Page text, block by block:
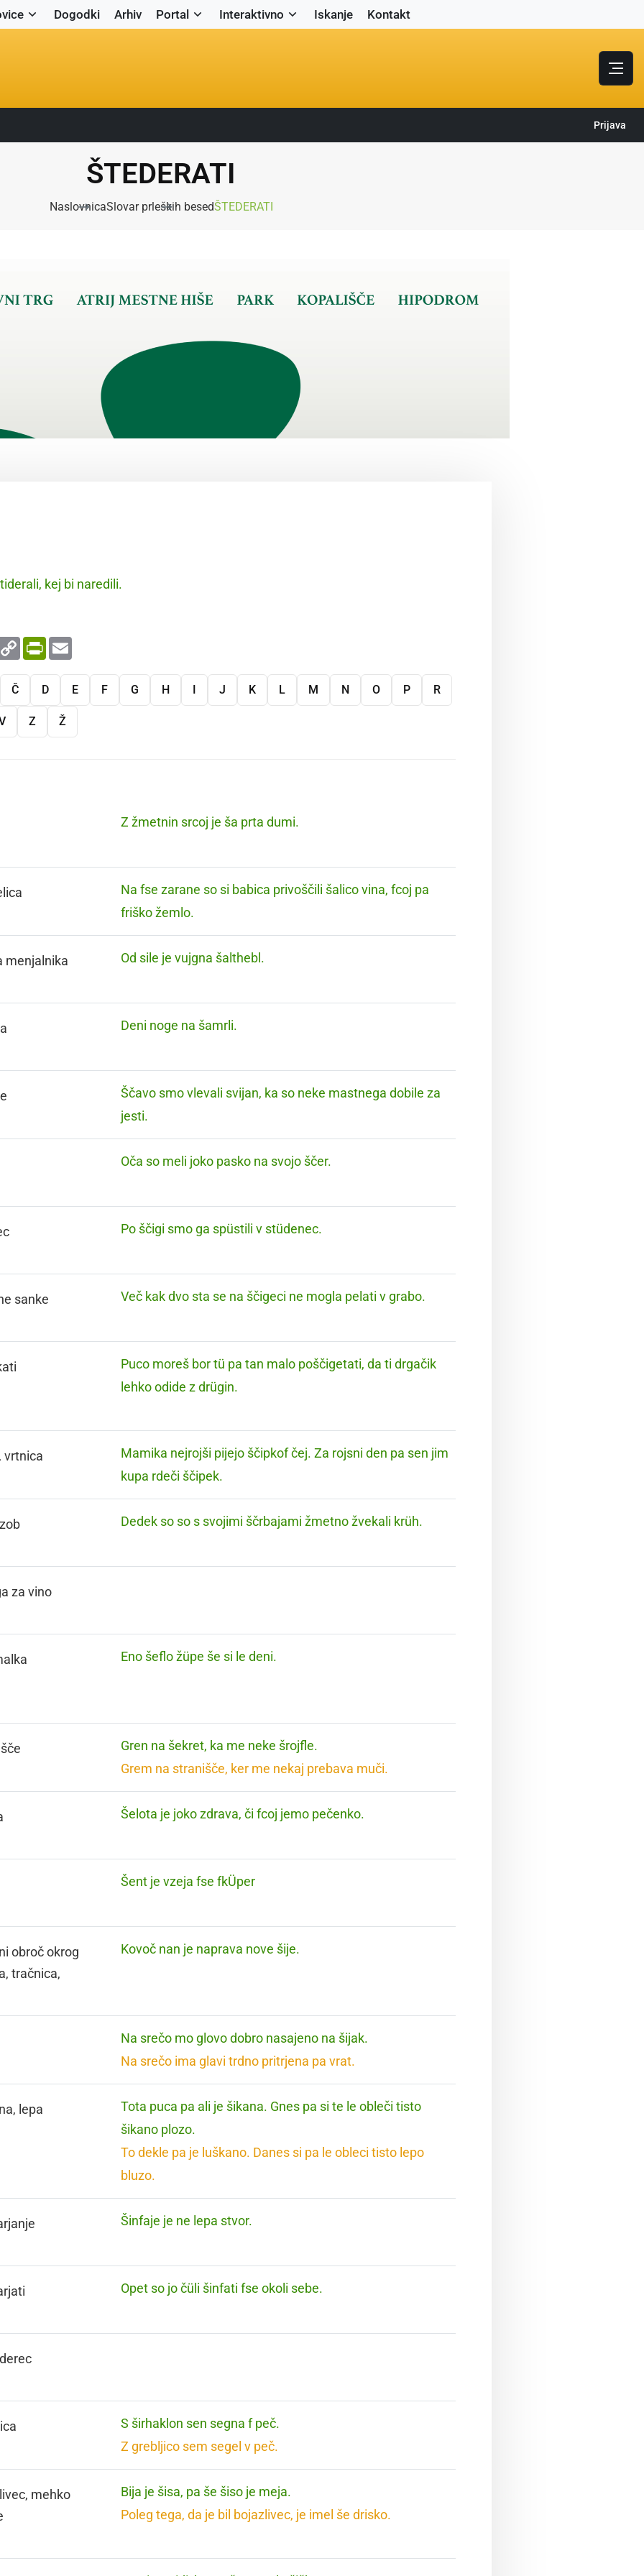
Dogodki Arhiv Portal Interaktivno Iskanje Kontakt
Prijava
ŠTEDERATI
NaslovnicaSlovar prleških besedŠTEDERATI
kej bi naredili.
Copy
Link
PrintFriendly
Č D E F G H I J K L M N O P R
Z Ž
Z žmetnin srcoj je ša prta dumi.
Na fse zarane so si babica privoščili šalico vina, fcoj pa
friško žemlo.
menjalnika Od sile je vujgna šalthebl.
Deni noge na šamrli.
Ščavo smo vlevali svijan, ka so neke mastnega dobile za
jesti.
Oča so meli joko pasko na svojo ščer.
Po ščigi smo ga spüstili v stüdenec.
sanke Več kak dvo sta se na ščigeci ne mogla pelati v grabo.
Puco moreš bor tü pa tan malo poščigetati, da ti drgačik
lehko odide z drügin.
vrtnica
Mamika nejrojši pijejo ščipkof čej. Za rojsni den pa sen jim
kupa rdeči ščipek.
Dedek so so s svojimi ščrbajami žmetno žvekali krüh.
za vino
Eno šeflo žüpe še si le deni.
Gren na šekret, ka me neke šrojfle.
Grem na stranišče, ker me nekaj prebava muči.
Šelota je joko zdrava, či fcoj jemo pečenko.
Šent je vzeja fse fkÜper
obroč okrog
tračnica,
Kovoč nan je naprava nove šije.
Na srečo mo glovo dobro nasajeno na šijak.
Na srečo ima glavi trdno pritrjena pa vrat.
lepa
Tota puca pa ali je šikana. Gnes pa si te le obleči tisto
šikano plozo.
To dekle pa je luškano. Danes si pa le obleci tisto lepo
bluzo.
Šinfaje je ne lepa stvor.
Opet so jo čüli šinfati fse okoli sebe.
S širhaklon sen segna f peč.
Z grebljico sem segel v peč.
mehko
Bija je šisa, pa še šiso je meja.
Poleg tega, da je bil bojazlivec, je imel še drisko.